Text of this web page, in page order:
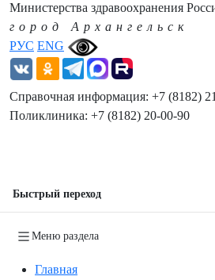
РУС ENG
Министерства здравоохранения
город Архангельск
Справочная информация: +7 (8182)
Поликлиника: +7 (8182) 20-00-90
Быстрый переход
Меню раздела
Главная